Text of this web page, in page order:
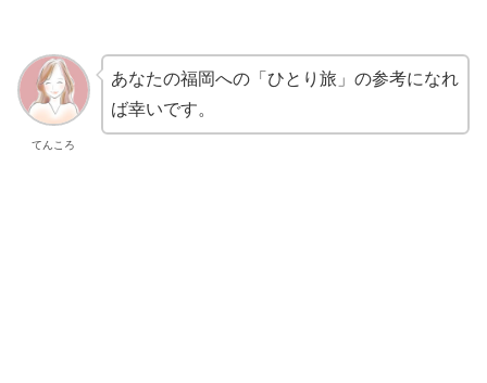
てんころ
あなたの福岡への「ひとり旅」の参考になれ
ば幸いです。